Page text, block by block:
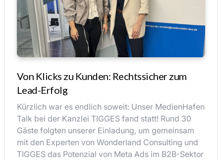
Von Klicks zu Kunden: Rechtssicher zum
Lead-Erfolg
Kürzlich war es endlich soweit: Unser MedienHafen
Talk bei der Kanzlei TIGGES fand statt! Rund 30
Gäste folgten unserer Einladung, um gemeinsam
mit den Experten von Wonderland Consulting und
TIGGES das Potenzial von Meta Ads im B2B-Sektor